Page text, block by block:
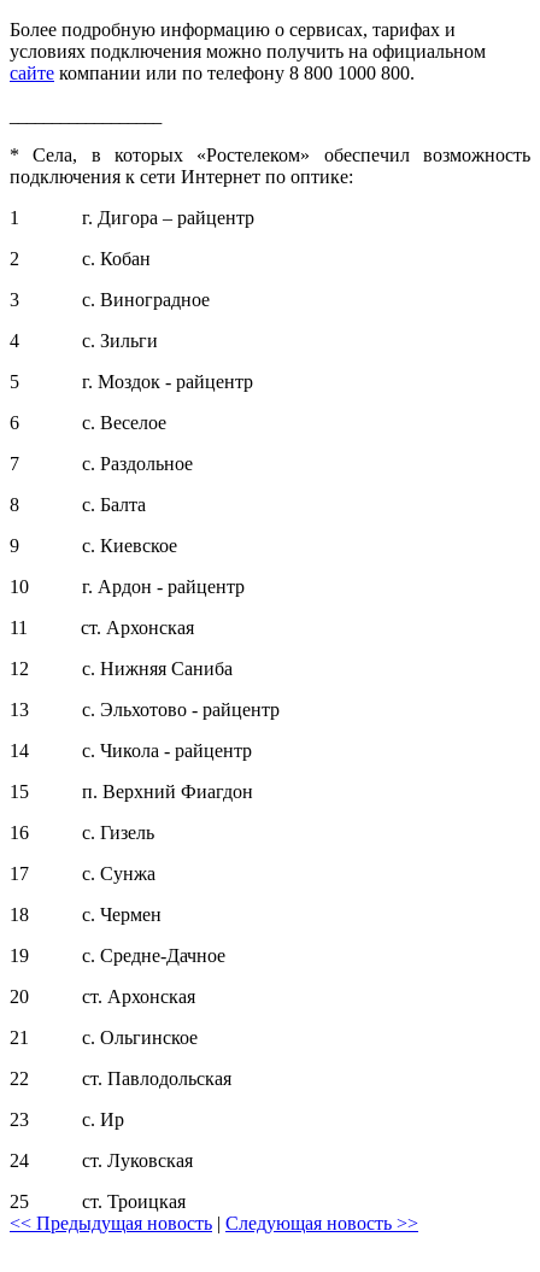
Более подробную информацию о сервисах, тарифах и
условиях подключения можно получить на официальном
сайте компании или по телефону 8 800 1000 800.
* Села, в которых «Ростелеком» обеспечил возможность
подключения к сети Интернет по оптике:
1 г. Дигора – райцентр
2 с. Кобан
3 с. Виноградное
4 с. Зильги
5 г. Моздок - райцентр
6 с. Веселое
7 с. Раздольное
8 с. Балта
9 с. Киевское
10 г. Ардон - райцентр
11 ст. Архонская
12 с. Нижняя Саниба
13 с. Эльхотово - райцентр
14 с. Чикола - райцентр
15 п. Верхний Фиагдон
16 с. Гизель
17 с. Сунжа
18 с. Чермен
19 с. Средне-Дачное
20 ст. Архонская
21 с. Ольгинское
22 ст. Павлодольская
23 с. Ир
24 ст. Луковская
25 ст. Троицкая
<< Предыдущая новость | Следующая новость >>